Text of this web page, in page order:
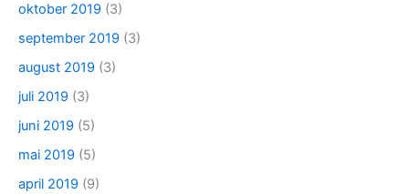
oktober 2019 (3)
september 2019 (3)
august 2019 (3)
juli 2019 (3)
juni 2019 (5)
mai 2019 (5)
april 2019 (9)